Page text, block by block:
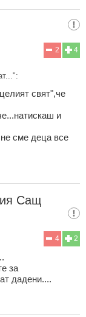
4
2
свят",че
и
сме деца все
Сащ
2
4
за
дадени....